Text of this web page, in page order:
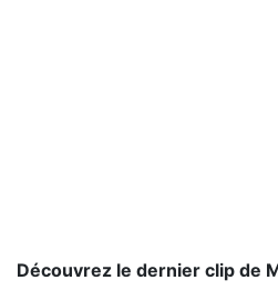
Découvrez le dernier clip de